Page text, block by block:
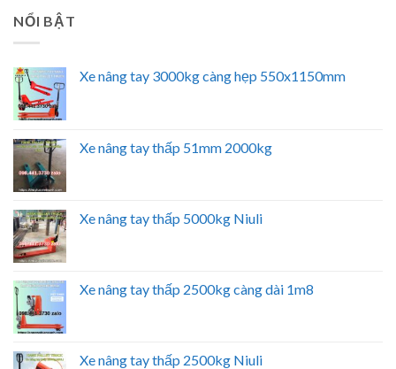
NỔI BẬT
Xe nâng tay 3000kg càng hẹp 550x1150mm
Xe nâng tay thấp 51mm 2000kg
Xe nâng tay thấp 5000kg Niuli
Xe nâng tay thấp 2500kg càng dài 1m8
Xe nâng tay thấp 2500kg Niuli